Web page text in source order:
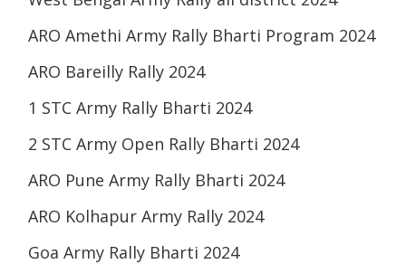
ARO Amethi Army Rally Bharti Program 2024
ARO Bareilly Rally 2024
1 STC Army Rally Bharti 2024
2 STC Army Open Rally Bharti 2024
ARO Pune Army Rally Bharti 2024
ARO Kolhapur Army Rally 2024
Goa Army Rally Bharti 2024